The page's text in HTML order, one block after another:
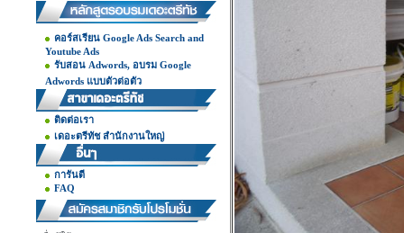
คอร์สเรียน Google Ads Search and
Youtube Ads
รับสอน Adwords, อบรม Google
Adwords แบบตัวต่อตัว
ติดต่อเรา
เดอะตรีทัช สำนักงานใหญ่
การันตี
FAQ